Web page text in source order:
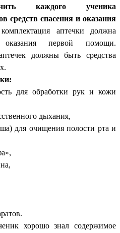
каждого ученика
средств спасения и оказания
аптечки должна
оказания первой помощи.
должны быть средства
для обработки рук и кожи
дыхания,
для очищения полости рта и
хорошо знал содержимое